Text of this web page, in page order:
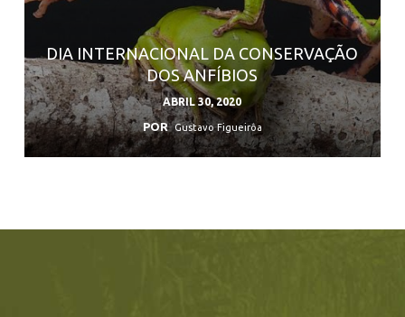
DIA INTERNACIONAL DA CONSERVAÇÃO
DOS ANFÍBIOS
ABRIL 30, 2020
POR Gustavo Figueirôa